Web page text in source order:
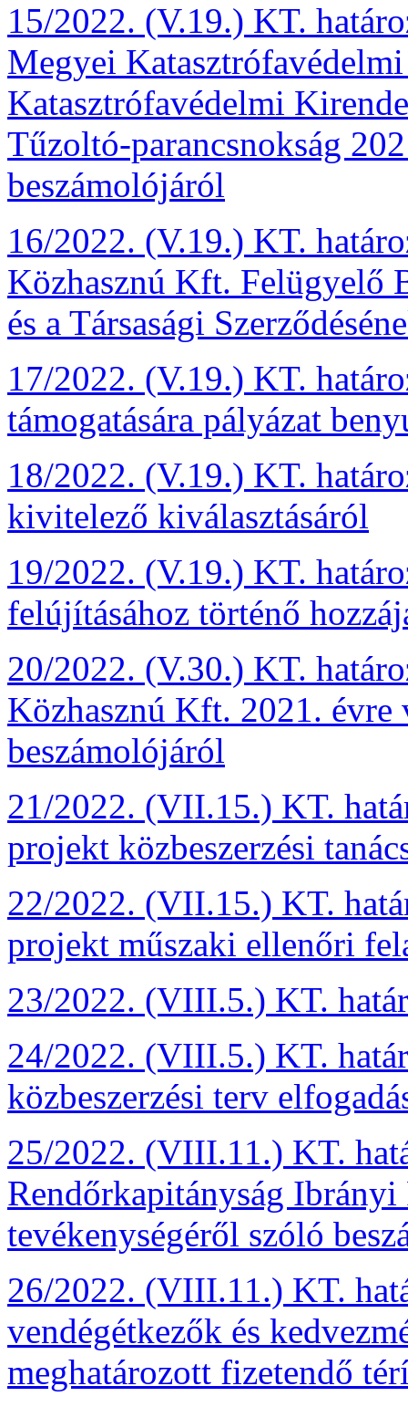
15/2022. (V.19.) KT.
Megyei
Katasztrófavédelmi
Tűzoltó-parancsnokság
beszámolójáról
16/2022. (V.19.) KT.
Közhasznú Kft. Felügyelő
és a Társasági
17/2022. (V.19.) KT.
támogatására pályázat
18/2022. (V.19.) KT.
kivitelező kiválasztásáról
19/2022. (V.19.) KT.
felújításához történő
20/2022. (V.30.) KT.
Közhasznú Kft. 2021. évre
beszámolójáról
21/2022. (VII.15.) KT.
projekt közbeszerzési
22/2022. (VII.15.) KT.
projekt műszaki ellenőri
23/2022. (VIII.5.) KT.
24/2022. (VIII.5.) KT.
közbeszerzési terv
25/2022. (VIII.11.) KT.
Rendőrkapitányság
tevékenységéről szóló
26/2022. (VIII.11.) KT.
vendégétkezők és
meghatározott fizetendő